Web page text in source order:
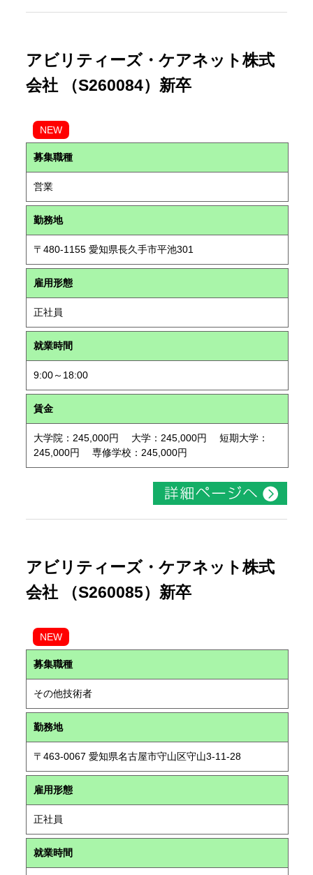
アビリティーズ・ケアネット株式
会社 （S260084）新卒
NEW
募集職種
営業
勤務地
〒480-1155 愛知県長久手市平池301
雇用形態
正社員
就業時間
9:00～18:00
賃金
大学院：245,000円 大学：245,000円 短期大学：
245,000円 専修学校：245,000円
アビリティーズ・ケアネット株式
会社 （S260085）新卒
NEW
募集職種
その他技術者
勤務地
〒463-0067 愛知県名古屋市守山区守山3-11-28
雇用形態
正社員
就業時間